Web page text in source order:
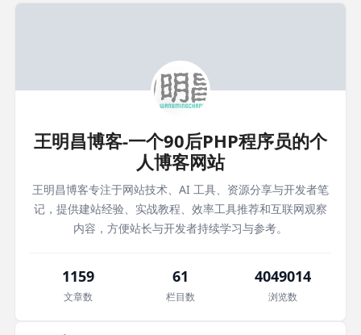
王明昌博客-一个90后PHP程序员的个
人博客网站
王明昌博客专注于网站技术、AI 工具、资源分享与开发者笔
记，提供建站经验、实战教程、效率工具推荐和互联网观察
内容，方便站长与开发者持续学习与参考。
1159
文章数
61
栏目数
4049014
浏览数